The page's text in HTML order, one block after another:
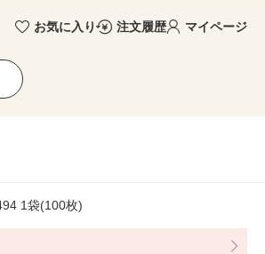
お気に入り 注文履歴 マイページ
1袋(100枚)